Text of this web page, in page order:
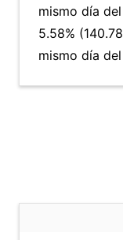
mismo día
5.58%
mismo día